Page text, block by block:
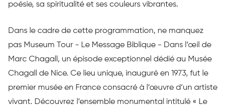
poésie, sa spiritualité et ses couleurs vibrantes.
Dans le cadre de cette programmation, ne manquez
pas Museum Tour - Le Message Biblique - Dans l’œil de
Marc Chagall, un épisode exceptionnel dédié au Musée
Chagall de Nice. Ce lieu unique, inauguré en 1973, fut le
premier musée en France consacré à l’œuvre d’un artiste
vivant. Découvrez l’ensemble monumental intitulé « Le